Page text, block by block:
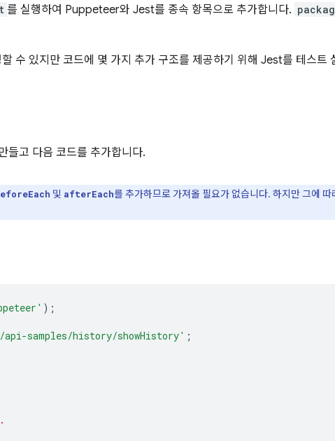
를 실행하여 Puppeteer와 Jest를 종속 항목으로 추가합니다.
수 있지만 코드에 몇 가지 추가 구조를 제공하기 위해 Jest를 테스트
들고 다음 코드를 추가합니다.
및 afterEach를 추가하므로 가져올 필요가 없습니다. 하지만 그에 따
);
samples/history/showHistory' ;